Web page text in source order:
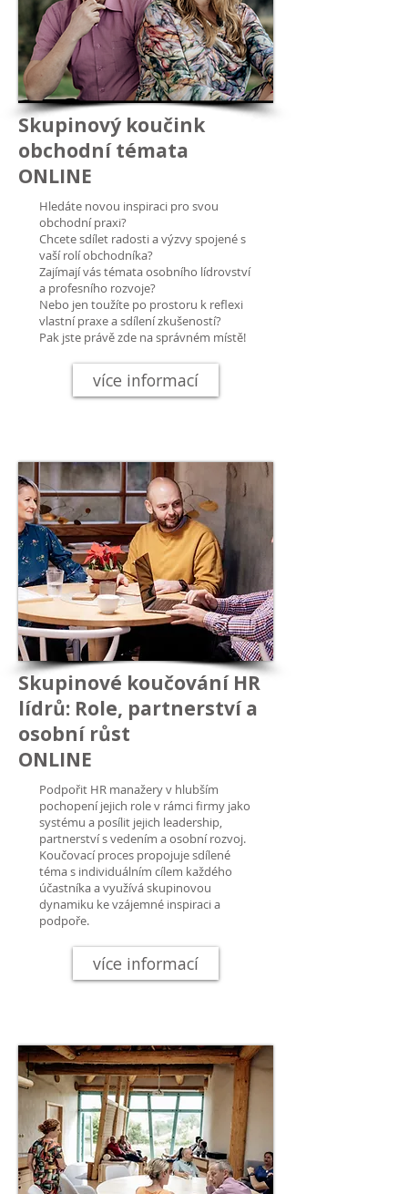
Skupinový koučink
obchodní témata
ONLINE
Hledáte novou inspiraci pro svou
obchodní praxi?
Chcete sdílet radosti a výzvy spojené s
vaší rolí obchodníka?
Zajímají vás témata osobního lídrovství
a profesního rozvoje?
Nebo jen toužíte po prostoru k reflexi
vlastní praxe a sdílení zkušeností?
Pak jste právě zde na správném místě!
více informací
Skupinové koučování HR
lídrů: Role, partnerství a
osobní růst
ONLINE
Podpořit HR manažery v hlubším
pochopení jejich role v rámci firmy jako
systému a posílit jejich leadership,
partnerství s vedením a osobní rozvoj.
Koučovací proces propojuje sdílené
téma s individuálním cílem každého
účastníka a využívá skupinovou
dynamiku ke vzájemné inspiraci a
podpoře.
více informací